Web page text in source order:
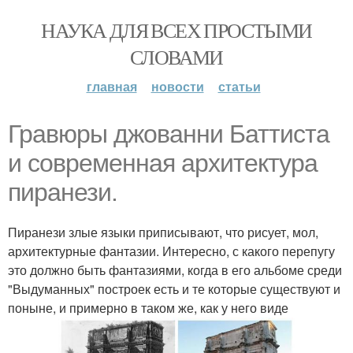
НАУКА ДЛЯ ВСЕХ ПРОСТЫМИ
СЛОВАМИ
главная новости статьи
Гравюры джованни Баттиста
и современная архитектура
пиранези.
Пиранези злые языки приписывают, что рисует, мол,
архитектурные фантазии. Интересно, с какого перепугу
это должно быть фантазиями, когда в его альбоме среди
"Выдуманных" построек есть и те которые существуют и
поныне, и примерно в таком же, как у него виде